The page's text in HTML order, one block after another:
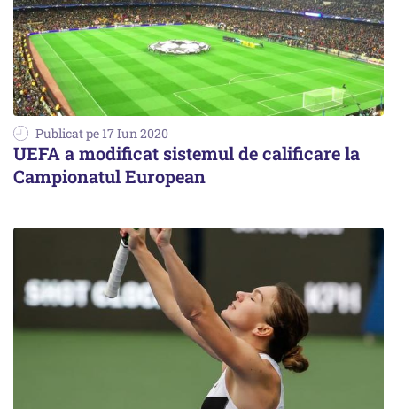
Publicat pe 17 Iun 2020
UEFA a modificat sistemul de calificare la
Campionatul European